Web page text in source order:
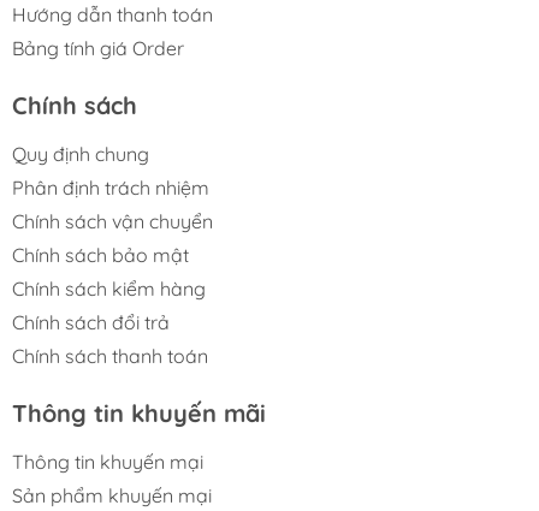
Hướng dẫn thanh toán
Bảng tính giá Order
Chính sách
Quy định chung
Phân định trách nhiệm
Chính sách vận chuyển
Chính sách bảo mật
Chính sách kiểm hàng
Chính sách đổi trả
Chính sách thanh toán
Thông tin khuyến mãi
Thông tin khuyến mại
Sản phẩm khuyến mại